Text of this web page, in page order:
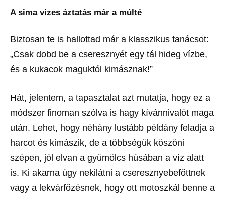
A sima vizes áztatás már a múlté
Biztosan te is hallottad már a klasszikus tanácsot:
„Csak dobd be a cseresznyét egy tál hideg vízbe,
és a kukacok maguktól kimásznak!”
Hát, jelentem, a tapasztalat azt mutatja, hogy ez a
módszer finoman szólva is hagy kívánnivalót maga
után. Lehet, hogy néhány lustább példány feladja a
harcot és kimászik, de a többségük köszöni
szépen, jól elvan a gyümölcs húsában a víz alatt
is. Ki akarna úgy nekilátni a cseresznyebefőttnek
vagy a lekvárfőzésnek, hogy ott motoszkál benne a